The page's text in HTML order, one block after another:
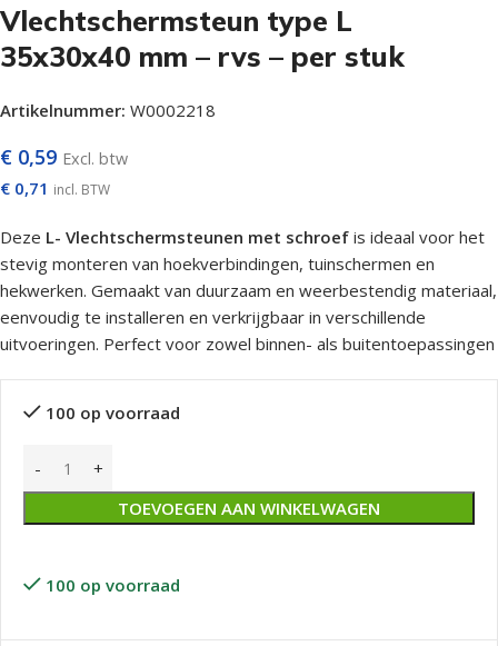
Vlechtschermsteun type L
35x30x40 mm – rvs – per stuk
Artikelnummer: W0002218
€ 0,59 Excl. btw
€ 0,71 incl. BTW
Deze L- Vlechtschermsteunen met schroef is ideaal voor het
stevig monteren van hoekverbindingen, tuinschermen en
hekwerken. Gemaakt van duurzaam en weerbestendig materiaal,
eenvoudig te installeren en verkrijgbaar in verschillende
uitvoeringen. Perfect voor zowel binnen- als buitentoepassingen
100 op voorraad
TOEVOEGEN AAN WINKELWAGEN
100 op voorraad